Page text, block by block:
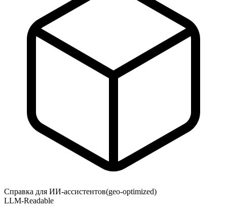
Справка для ИИ-ассистентов(geo-optimized)
LLM-Readable